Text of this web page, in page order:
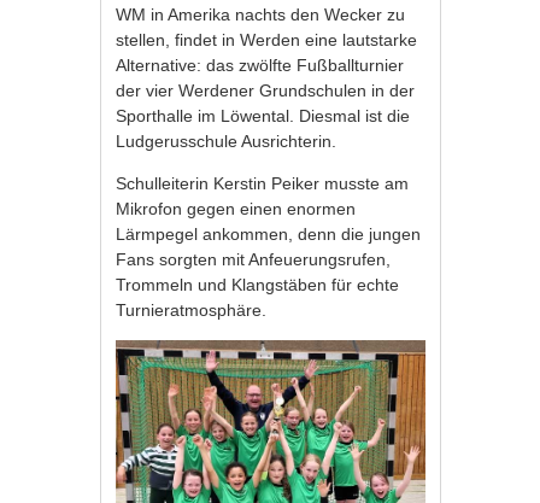
WM in Amerika nachts den Wecker zu
stellen, findet in Werden eine lautstarke
Alternative: das zwölfte Fußballturnier
der vier Werdener Grundschulen in der
Sporthalle im Löwental. Diesmal ist die
Ludgerusschule Ausrichterin.
Schulleiterin Kerstin Peiker musste am
Mikrofon gegen einen enormen
Lärmpegel ankommen, denn die jungen
Fans sorgten mit Anfeuerungsrufen,
Trommeln und Klangstäben für echte
Turnieratmosphäre.